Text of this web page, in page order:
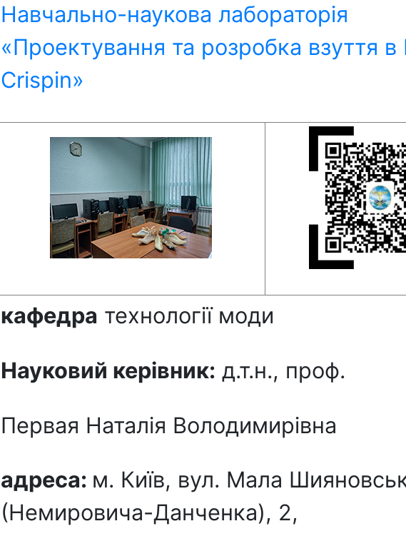
Навчально-наукова лабораторія
«Проектування та розробка взуття в
Crispin»
кафедра технології моди
Науковий керівник: д.т.н., проф.
Первая Наталія Володимирівна
адреса: м. Київ, вул. Мала
(Немировича-Данченка), 2,